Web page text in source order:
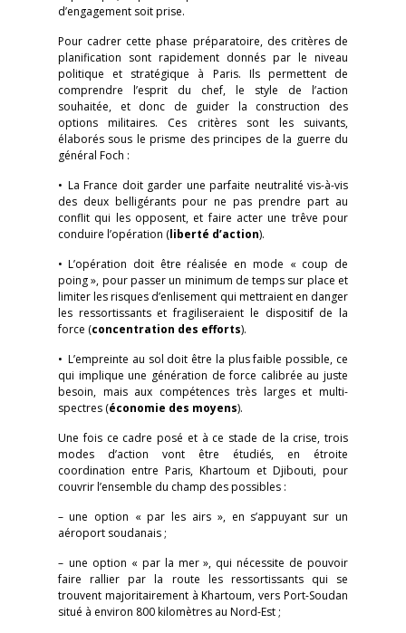
d’engagement soit prise.
Pour cadrer cette phase préparatoire, des critères de
planification sont rapidement donnés par le niveau
politique et stratégique à Paris. Ils permettent de
comprendre l’esprit du chef, le style de l’action
souhaitée, et donc de guider la construction des
options militaires. Ces critères sont les suivants,
élaborés sous le prisme des principes de la guerre du
général Foch :
• La France doit garder une parfaite neutralité vis-à-vis
des deux belligérants pour ne pas prendre part au
conflit qui les opposent, et faire acter une trêve pour
conduire l’opération (liberté d’action).
• L’opération doit être réalisée en mode « coup de
poing », pour passer un minimum de temps sur place et
limiter les risques d’enlisement qui mettraient en danger
les ressortissants et fragiliseraient le dispositif de la
force (concentration des efforts).
• L’empreinte au sol doit être la plus faible possible, ce
qui implique une génération de force calibrée au juste
besoin, mais aux compétences très larges et multi-
spectres (économie des moyens).
Une fois ce cadre posé et à ce stade de la crise, trois
modes d’action vont être étudiés, en étroite
coordination entre Paris, Khartoum et Djibouti, pour
couvrir l’ensemble du champ des possibles :
– une option « par les airs », en s’appuyant sur un
aéroport soudanais ;
– une option « par la mer », qui nécessite de pouvoir
faire rallier par la route les ressortissants qui se
trouvent majoritairement à Khartoum, vers Port-Soudan
situé à environ 800 kilomètres au Nord-Est ;